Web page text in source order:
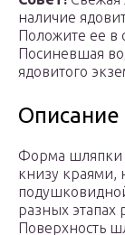
наличие
Положите ее в
Посиневшая
ядовитого
Описание
Форма шляпки
книзу краями,
разных этапах
Поверхность